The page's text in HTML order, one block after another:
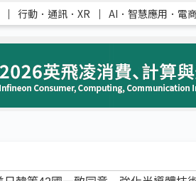
｜ 行動．通訊．XR ｜ AI．智慧應用．電